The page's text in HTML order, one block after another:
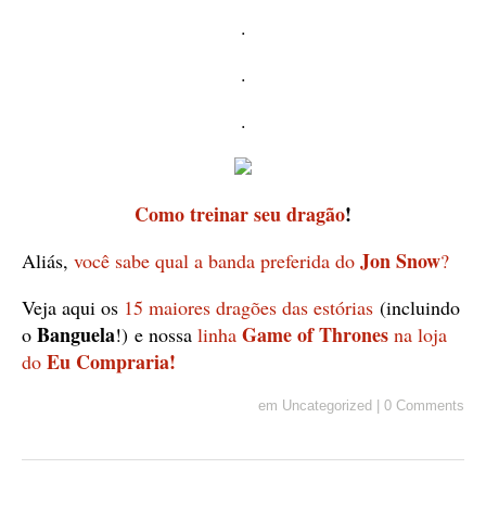
.
.
.
Como treinar seu dragão!
Aliás, você sabe qual a banda preferida do Jon Snow?
Veja aqui os 15 maiores dragões das estórias (incluindo
o Banguela!) e nossa linha Game of Thrones na loja
do Eu Compraria!
em Uncategorized 0 Comments